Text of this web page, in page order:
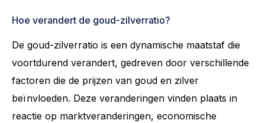
Hoe verandert de goud-zilverratio?
De goud-zilverratio is een dynamische maatstaf die
voortdurend verandert, gedreven door verschillende
factoren die de prijzen van goud en zilver
beïnvloeden. Deze veranderingen vinden plaats in
reactie op marktveranderingen, economische